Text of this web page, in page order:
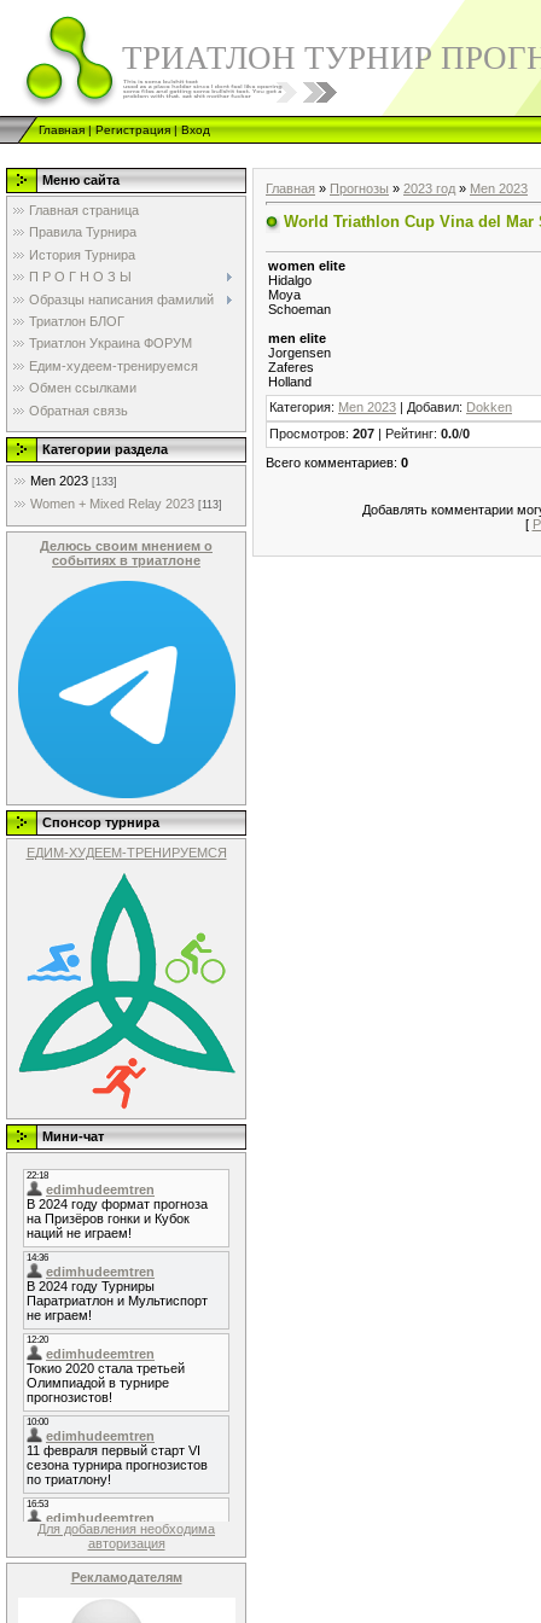
ТРИАТЛОН ТУРНИР
Главная|Регистрация|Вход
Меню сайта
Главная страница
Правила Турнира
История Турнира
П Р О Г Н О З Ы
Образцы написания фамилий
Триатлон БЛОГ
Триатлон Украина ФОРУМ
Едим-худеем-тренируемся
Обмен ссылками
Обратная связь
Категории раздела
Men 2023 [133]
Women + Mixed Relay 2023 [113]
Делюсь своим мнением о
событиях в триатлоне
Спонсор турнира
ЕДИМ-ХУДЕЕМ-ТРЕНИРУЕМСЯ
Мини-чат
Для добавления необходима
авторизация
Рекламодателям
Главная » Прогнозы » 2023 год » Men 2023
World Triathlon Cup Vina del Mar
women elite
Hidalgo
Moya
Schoeman
men elite
Jorgensen
Zaferes
Holland
Категория: Men 2023 | Добавил: Dokken
Просмотров: 207 | Рейтинг: 0.0/0
Всего комментариев: 0
Добавлять комментарии
[